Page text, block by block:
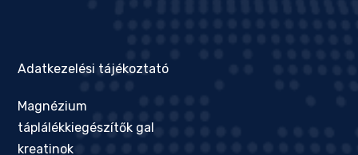
Adatkezelési tájékoztató
Magnézium
táplálékkiegészítők gal
kreatinok